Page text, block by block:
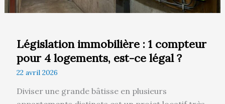
Législation immobilière : 1 compteur
pour 4 logements, est-ce légal ?
22 avril 2026
Diviser une grande bâtisse en plusieurs
est-
?